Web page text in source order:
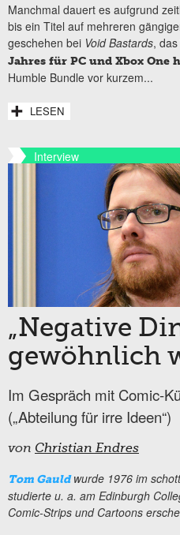
Manchmal dauert es aufgrund
bis ein Titel auf mehreren
geschehen bei Void Bastards, das
Jahres für PC und Xbox One
Humble Bundle vor kurzem...
LESEN
Interview
„Negative
gewöhnlich
Im Gespräch mit Comic-
(„Abteilung für irre Ideen“)
von Christian Endres
Tom Gauldwurde 1976 im
studierte u. a. am Edinburgh
Comic-Strips und Cartoons